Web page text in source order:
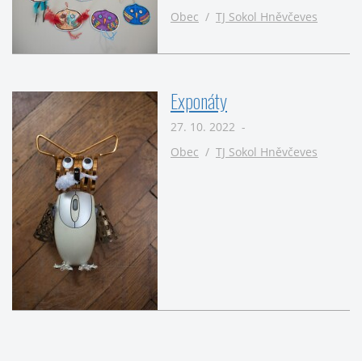
Obec / TJ Sokol Hněvčeves
Exponáty
27. 10. 2022 -
Obec / TJ Sokol Hněvčeves